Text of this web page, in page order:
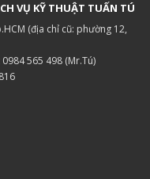
VỤ KỸ THUẬT TUẤN TÚ
(địa chỉ cũ: phường 12,
565 498 (Mr.Tú)